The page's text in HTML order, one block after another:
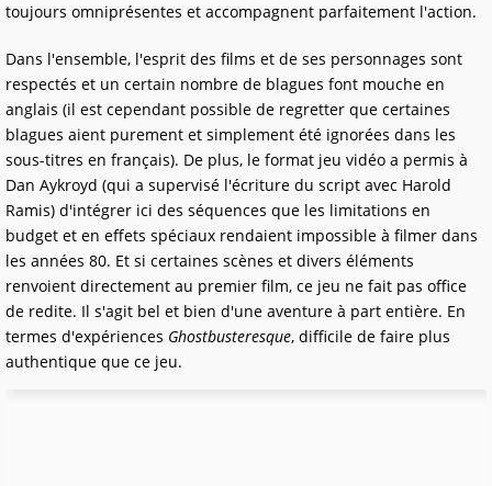
toujours omniprésentes et accompagnent parfaitement l'action.
Dans l'ensemble, l'esprit des films et de ses personnages sont
respectés et un certain nombre de blagues font mouche en
anglais (il est cependant possible de regretter que certaines
blagues aient purement et simplement été ignorées dans les
sous-titres en français). De plus, le format jeu vidéo a permis à
Dan Aykroyd (qui a supervisé l'écriture du script avec Harold
Ramis) d'intégrer ici des séquences que les limitations en
budget et en effets spéciaux rendaient impossible à filmer dans
les années 80. Et si certaines scènes et divers éléments
renvoient directement au premier film, ce jeu ne fait pas office
de redite. Il s'agit bel et bien d'une aventure à part entière. En
termes d'expériences Ghostbusteresque, difficile de faire plus
authentique que ce jeu.